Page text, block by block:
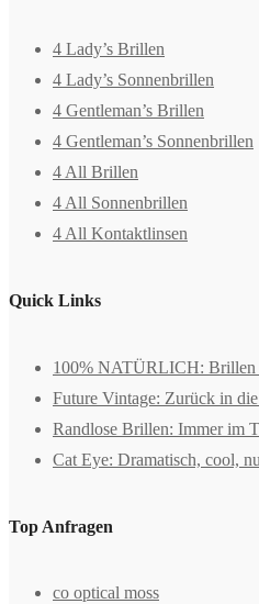
4 Lady’s Brillen
4 Lady’s Sonnenbrillen
4 Gentleman’s Brillen
4 Gentleman’s Sonnenbrillen
4 All Brillen
4 All Sonnenbrillen
4 All Kontaktlinsen
Quick Links
100% NATÜRLICH: Brillen
Future Vintage: Zurück in
Randlose Brillen: Immer im
Cat Eye: Dramatisch, cool,
Top Anfragen
co optical moss